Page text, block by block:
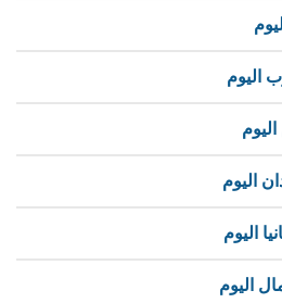
اليوم
اليوم
اليوم
اليوم